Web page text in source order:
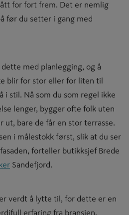
for fort frem. Det er nemlig
før du setter i gang med
med planlegging, og å
blir for stor eller for liten til
i stil. Nå som du som regel ikke
lenger, bygger ofte folk uten
ut, bare de får en stor terrasse.
i målestokk først, slik at du ser
forteller butikksjef Brede
Sandefjord.
verdt å lytte til, for dette er en
erfaring fra bransjen.